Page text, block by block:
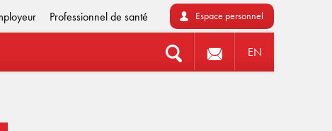
Professionnel de santé Espace personnel
EN